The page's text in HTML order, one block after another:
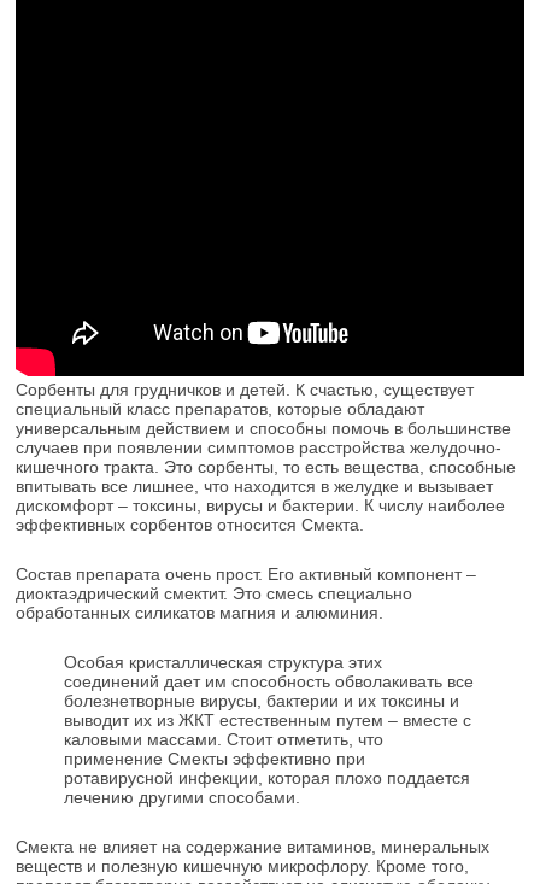
Сорбенты для грудничков и детей. К счастью, существует
специальный класс препаратов, которые обладают
универсальным действием и способны помочь в большинстве
случаев при появлении симптомов расстройства желудочно-
кишечного тракта. Это сорбенты, то есть вещества, способные
впитывать все лишнее, что находится в желудке и вызывает
дискомфорт – токсины, вирусы и бактерии. К числу наиболее
эффективных сорбентов относится Смекта.
Состав препарата очень прост. Его активный компонент –
диоктаэдрический смектит. Это смесь специально
обработанных силикатов магния и алюминия.
Особая кристаллическая структура этих
соединений дает им способность обволакивать все
болезнетворные вирусы, бактерии и их токсины и
выводит их из ЖКТ естественным путем – вместе с
каловыми массами. Стоит отметить, что
применение Смекты эффективно при
ротавирусной инфекции, которая плохо поддается
лечению другими способами.
Смекта не влияет на содержание витаминов, минеральных
веществ и полезную кишечную микрофлору. Кроме того,